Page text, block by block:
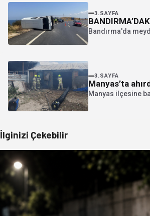
3.SAYFA
Bandırma'da
3.SAYFA
Manyas’ta
Manyas ilçesine
İlginizi Çekebilir